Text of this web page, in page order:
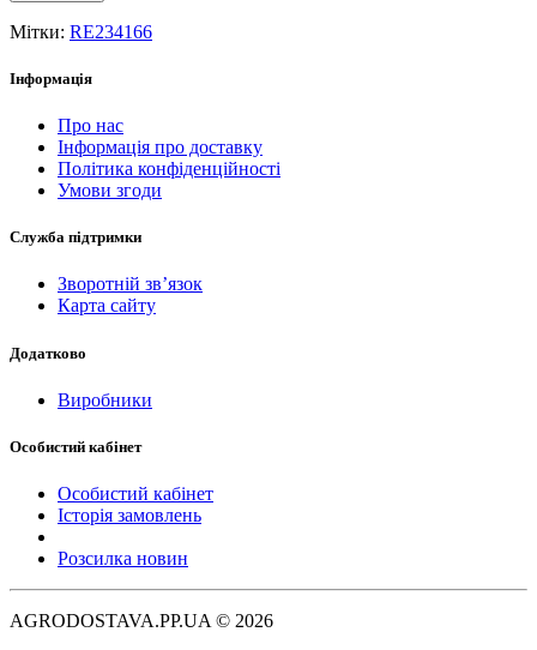
Мітки: RE234166
Інформація
Про нас
Інформація про доставку
Політика конфіденційності
Умови згоди
Служба підтримки
Зворотній зв’язок
Карта сайту
Додатково
Виробники
Особистий кабінет
Особистий кабінет
Історія замовлень
Розсилка новин
AGRODOSTAVA.PP.UA © 2026